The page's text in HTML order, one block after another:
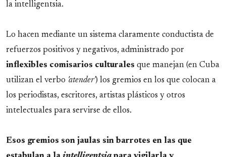
la intelligentsia.
Lo hacen mediante un sistema claramente conductista de
refuerzos positivos y negativos, administrado por
inflexibles comisarios culturales que manejan (en Cuba
utilizan el verbo 'atender') los gremios en los que colocan a
los periodistas, escritores, artistas plásticos y otros
intelectuales para servirse de ellos.
Esos gremios son jaulas sin barrotes en las que